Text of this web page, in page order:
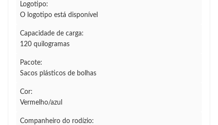
Logotipo:
O logotipo está disponível
Capacidade de carga:
120 quilogramas
Pacote:
Sacos plásticos de bolhas
Cor:
Vermelho/azul
Companheiro do rodízio: